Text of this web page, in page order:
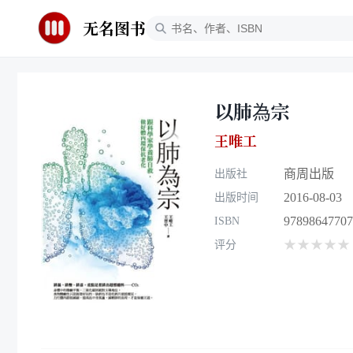
无名图书
以肺為宗
王唯工
出版社 商周出版
出版时间 2016-08-03
ISBN
评分 ★★★★★